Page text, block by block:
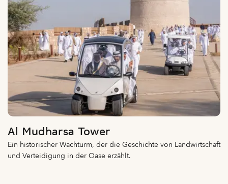
Al Mudharsa Tower
Ein historischer Wachturm, der die Geschichte von Landwirtschaft
und Verteidigung in der Oase erzählt.